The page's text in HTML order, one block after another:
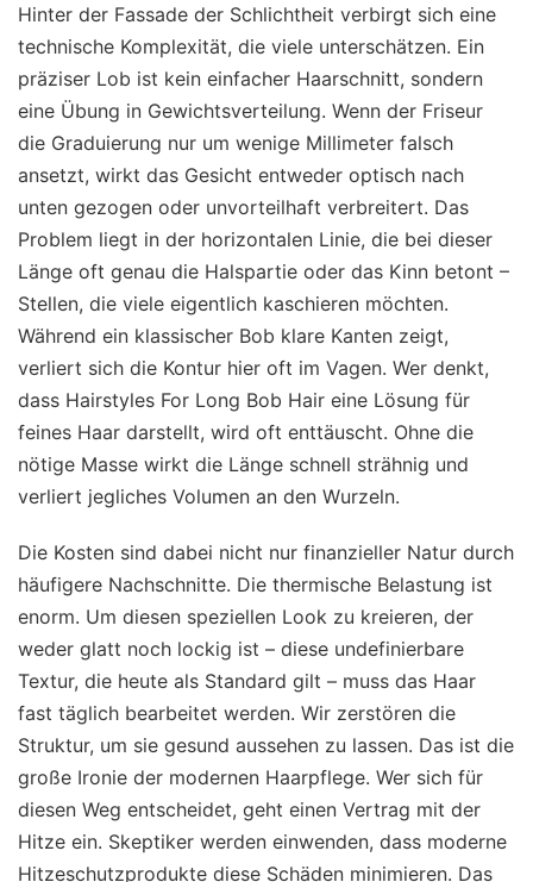
Hinter der Fassade der Schlichtheit verbirgt sich eine
technische Komplexität, die viele unterschätzen. Ein
präziser Lob ist kein einfacher Haarschnitt, sondern
eine Übung in Gewichtsverteilung. Wenn der Friseur
die Graduierung nur um wenige Millimeter falsch
ansetzt, wirkt das Gesicht entweder optisch nach
unten gezogen oder unvorteilhaft verbreitert. Das
Problem liegt in der horizontalen Linie, die bei dieser
Länge oft genau die Halspartie oder das Kinn betont –
Stellen, die viele eigentlich kaschieren möchten.
Während ein klassischer Bob klare Kanten zeigt,
verliert sich die Kontur hier oft im Vagen. Wer denkt,
dass Hairstyles For Long Bob Hair eine Lösung für
feines Haar darstellt, wird oft enttäuscht. Ohne die
nötige Masse wirkt die Länge schnell strähnig und
verliert jegliches Volumen an den Wurzeln.
Die Kosten sind dabei nicht nur finanzieller Natur durch
häufigere Nachschnitte. Die thermische Belastung ist
enorm. Um diesen speziellen Look zu kreieren, der
weder glatt noch lockig ist – diese undefinierbare
Textur, die heute als Standard gilt – muss das Haar
fast täglich bearbeitet werden. Wir zerstören die
Struktur, um sie gesund aussehen zu lassen. Das ist die
große Ironie der modernen Haarpflege. Wer sich für
diesen Weg entscheidet, geht einen Vertrag mit der
Hitze ein. Skeptiker werden einwenden, dass moderne
Hitzeschutzprodukte diese Schäden minimieren. Das